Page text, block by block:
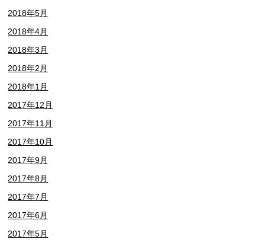
2018年5月
2018年4月
2018年3月
2018年2月
2018年1月
2017年12月
2017年11月
2017年10月
2017年9月
2017年8月
2017年7月
2017年6月
2017年5月